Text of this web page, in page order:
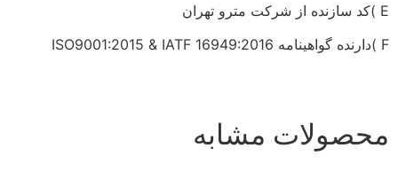
E )کد سازنده از شرکت مترو تهران
F )دارنده گواهینامه ISO9001:2015 & IATF 16949:2016
محصولات مشابه